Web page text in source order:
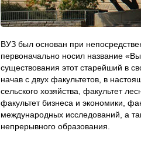
ВУЗ был основан при
первоначально носил название
существования этот старейший в
начав с двух факультетов, в
сельского хозяйства, факультет
факультет бизнеса и экономики,
международных исследований, а
непрерывного образования.